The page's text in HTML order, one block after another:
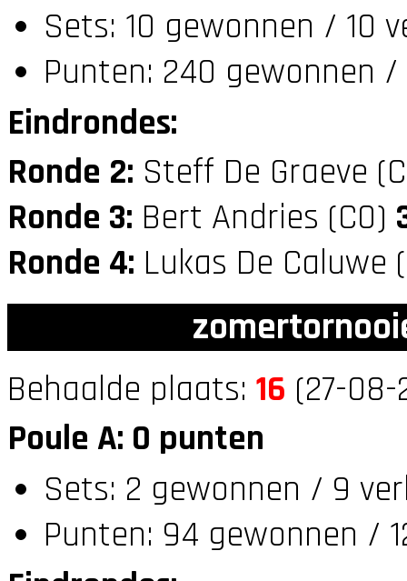
Sets: 10 gewonnen / 10
Punten: 240 gewonnen /
Eindrondes:
Ronde 2: Steff De Graeve
Ronde 3: Bert Andries (C0)
Ronde 4: Lukas De Caluwe
Behaalde plaats: 16 (27-
Poule A: 0 punten
Sets: 2 gewonnen / 9
Punten: 94 gewonnen /